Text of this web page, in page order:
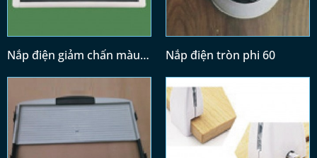
Nắp điện giảm chấn màu
Nắp điện tròn phi 60